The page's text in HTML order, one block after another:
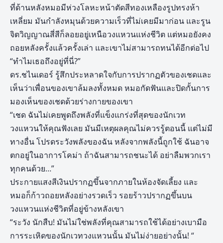
ที่ด้านหลังหมอมีห่วงโลหะหน้าตัดสีทองเหลืองรูปทรงห้า
เหลี่ยม มันกำลังหมุนด้วยความเร็วที่ไม่เคยมีมาก่อน และรูน
จิตวิญญาณสี่สีก็ลอยอยู่เหนือวงแหวนแห่งชีวิต แต่หมอยังคง
ถอยหลังครั้งแล้วครั้งเล่า และเขาไม่สามารถทนได้อีกต่อไป
“ทำไมเธอถึงอยู่ที่นี่?”
ดร.ชไนเดอร์ รู้สึกประหลาดใจกับการปรากฏตัวของเชดและ
เห็นว่าเพื่อนของเขาล้มลงทั้งหมด หมอกัดฟันและปิดกั้นการ
มองเห็นของเชดด้วยร่างกายของเขา
“เชด ฉันไม่เคยพูดถึงพลังที่แข็งแกร่งที่สุดของนักเวท
วงแหวนให้คุณฟังเลย มันมีเหตุผลคุณไม่ควรรู้ตอนนี้ แต่ไม่มี
ทางอื่น โปรดระวังพลังของฉัน หลังจากพลังนี้ถูกใช้ ฉันอาจ
ตกอยู่ในอาการโคม่า ถ้าฉันสามารถชนะได้ อย่าลืมพวกเรา
ทุกคนด้วย…”
ประกายแสงสีเงินปรากฏขึ้นจากภายในห้องจัดเลี้ยง และ
หมอก็ก้าวถอยหลังอย่างรวดเร็ว รอยร้าวปรากฏขึ้นบน
วงแหวนแห่งชีวิตที่อยู่ข้างหลังเขา
“ระวัง นักสืบ! มันไม่ใช่พลังที่คุณสามารถใช้ได้อย่างเบามือ
การระเหิดของนักเวทวงแหวนนั้น มันไม่ง่ายอย่างนั้น! “